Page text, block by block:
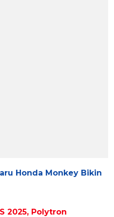
Honda Monkey Bikin
2025, Polytron